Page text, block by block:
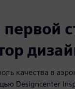
качества в
Designcenter